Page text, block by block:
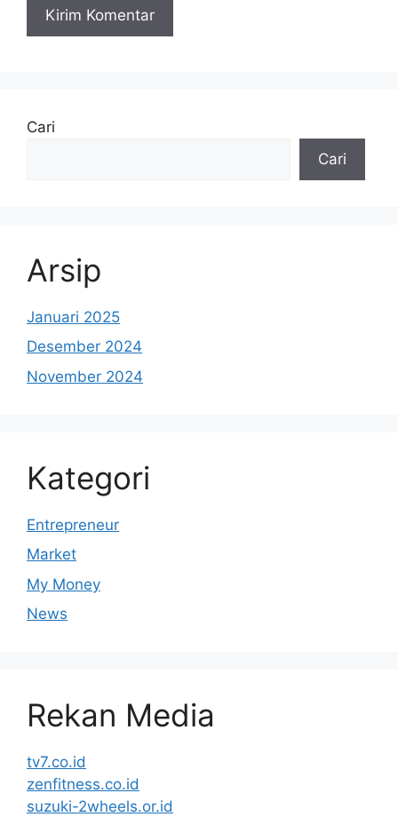
Cari
Cari
Arsip
Januari 2025
Desember 2024
November 2024
Kategori
Entrepreneur
Market
My Money
News
Rekan Media
tv7.co.id
zenfitness.co.id
suzuki-2wheels.or.id